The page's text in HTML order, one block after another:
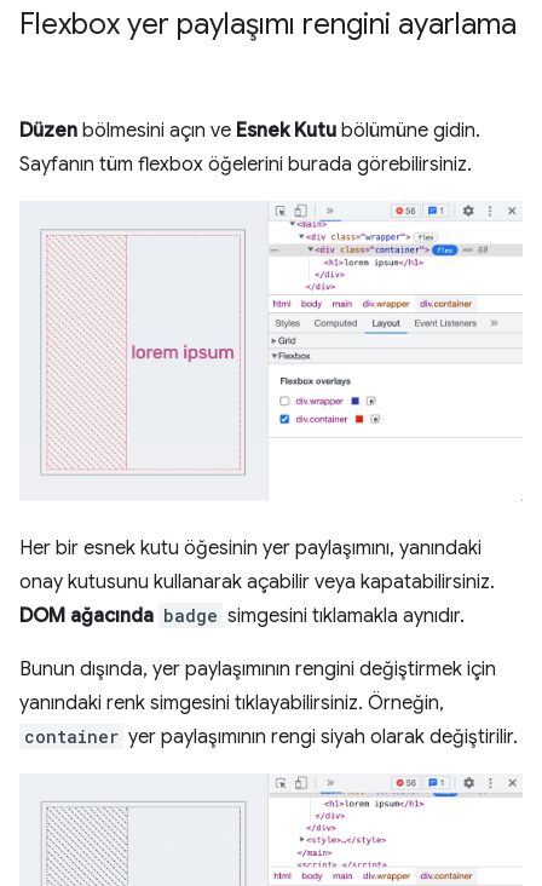
Flexbox yer paylaşımı rengini ayarlama
Düzen bölmesini açın ve Esnek Kutu bölümüne gidin.
Sayfanın tüm flexbox öğelerini burada görebilirsiniz.
Her bir esnek kutu öğesinin yer paylaşımını, yanındaki
onay kutusunu kullanarak açabilir veya kapatabilirsiniz.
DOM ağacında badge simgesini tıklamakla aynıdır.
Bunun dışında, yer paylaşımının rengini değiştirmek için
yanındaki renk simgesini tıklayabilirsiniz. Örneğin,
container yer paylaşımının rengi siyah olarak değiştirilir.